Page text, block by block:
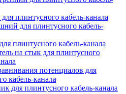
плинтусного кабель-канала
для плинтусного кабель-
плинтусного кабель-канала
на стык для плинтусного
потенциалов для
кабель-канала
для плинтусного кабель-канала